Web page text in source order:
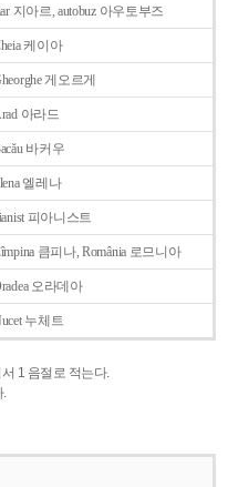
지아르, autobuz 아우토부즈
케이아
게오르게
아라드
바커우
엘레나
피아니스트
큼피나, România 로므니아
오라데아
누체트
1 음절로 적는다.
.